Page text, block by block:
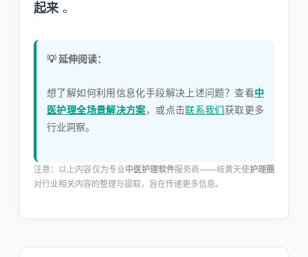
起来 。
💡 延伸阅读：
想了解如何利用信息化手段解决上述问题？查看中
医护理全场景解决方案，或点击联系我们获取更多
行业洞察。
注意：以上内容仅为专业中医护理软件服务商——岐黄天使护理圈
对行业相关内容的整理与提取，旨在传递更多信息。